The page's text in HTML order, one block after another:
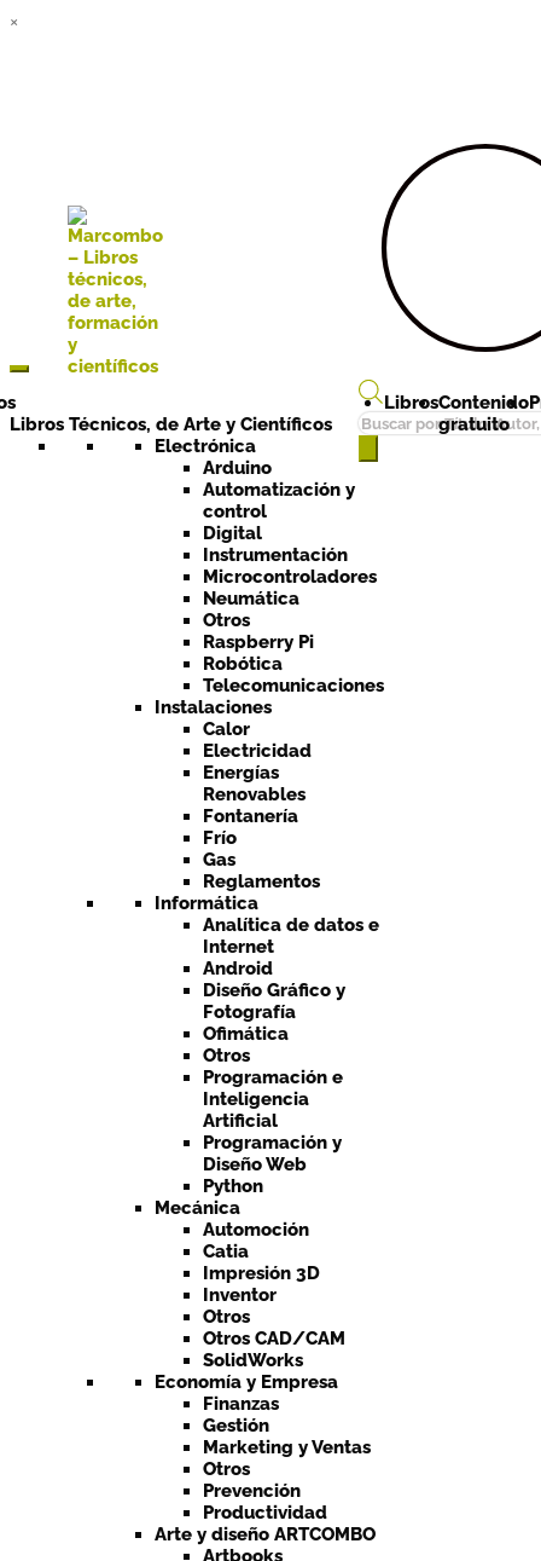
×
Búsqueda
de
Libros Técnicos, de Arte y Científicos
Electrónica
Arduino
Automatización y
control
Digital
Instrumentación
Microcontroladores
Neumática
Otros
Raspberry Pi
Robótica
Telecomunicaciones
Instalaciones
Calor
Electricidad
Energías
Renovables
Fontanería
Frío
Gas
Reglamentos
Informática
Analítica de datos e
Internet
Android
Diseño Gráfico y
Fotografía
Ofimática
Otros
Programación e
Inteligencia
Artificial
Programación y
Diseño Web
Python
Mecánica
Automoción
Catia
Impresión 3D
Inventor
Otros
Otros CAD/CAM
SolidWorks
Economía y Empresa
Finanzas
Gestión
Marketing y Ventas
Otros
Prevención
Productividad
Arte y diseño ARTCOMBO
Artbooks
LibrosContenido
gratuito